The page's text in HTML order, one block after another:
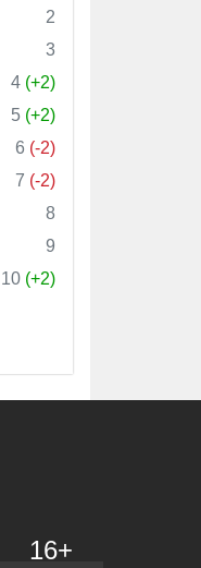
2
3
4 (+2)
5 (+2)
6 (-2)
7 (-2)
8
9
10 (+2)
16+